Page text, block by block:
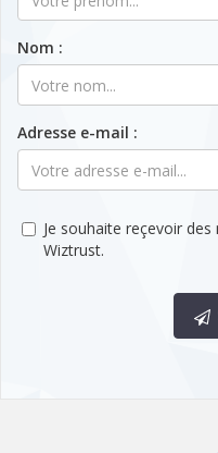
Nom :
Adresse e-mail :
Je souhaite reçevoir
Wiztrust.